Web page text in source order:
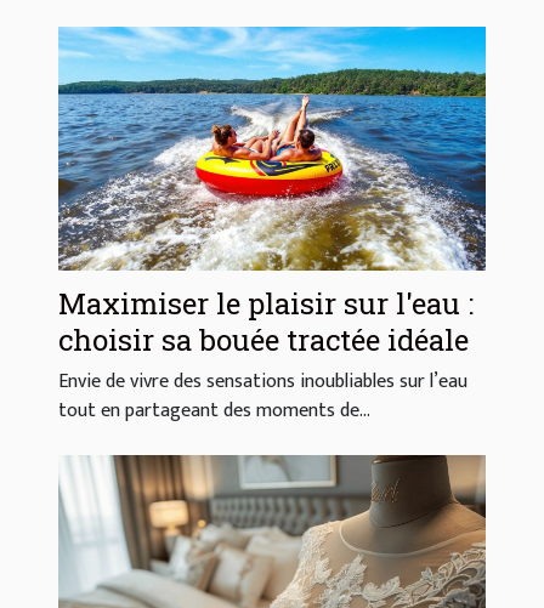
Maximiser le plaisir sur l'eau :
choisir sa bouée tractée idéale
Envie de vivre des sensations inoubliables sur l’eau
tout en partageant des moments de...